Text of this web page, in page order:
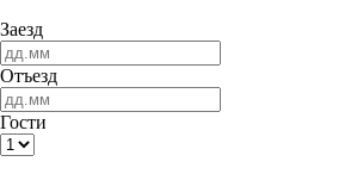
Заезд
Отъезд
Гости